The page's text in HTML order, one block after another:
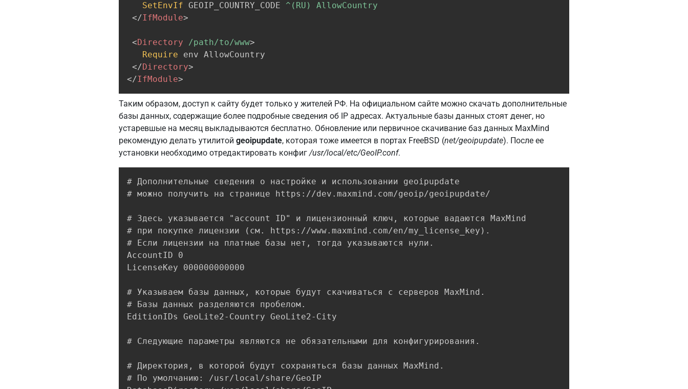
SetEnvIf GEOIP_COUNTRY_CODE ^(RU) AllowCountry
</IfModule>
<Directory /path/to/www>
Require env AllowCountry
</Directory>
</IfModule>
Таким образом, доступ к сайту будет только у жителей РФ. На официальном сайте можно скачать дополнительные
базы данных, содержащие более подробные сведения об IP адресах. Актуальные базы данных стоят денег, но
устаревшые на месяц выкладываются бесплатно. Обновление или первичное скачивание баз данных MaxMind
рекомендую делать утилитой geoipupdate, которая тоже имеется в портах FreeBSD (net/geoipupdate). После ее
установки необходимо отредактировать конфиг/usr/local/etc/GeoIP.conf.
# Дополнительные сведения о настройке и использовании geoipupdate
# можно получить на странице https://dev.maxmind.com/geoip/geoipupdate/
# Здесь указывается "account ID" и лицензионный ключ, которые вадаются MaxMind
# при покупке лицензии (см. https://www.maxmind.com/en/my_license_key).
# Если лицензии на платные базы нет, тогда указываются нули.
AccountID 0
LicenseKey 000000000000
# Указываем базы данных, которые будут скачиваться с серверов MaxMind.
# Базы данных разделяются пробелом.
EditionIDs GeoLite2-Country GeoLite2-City
# Следующие параметры являются не обязательными для конфигурирования.
# Директория, в которой будут сохраняться базы данных MaxMind.
# По умолчанию: /usr/local/share/GeoIP